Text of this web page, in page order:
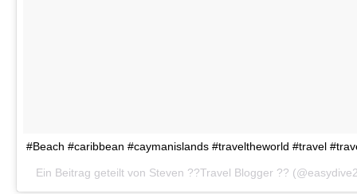
#Beach #caribbean #caymanislands #traveltheworld #travel
Ein Beitrag geteilt von Steven ??Travel Blogger ??